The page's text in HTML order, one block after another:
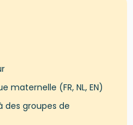
maternelle (FR, NL, EN)
des groupes de